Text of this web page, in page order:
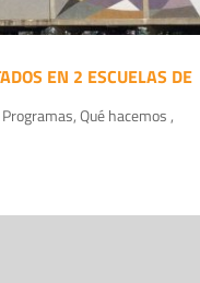
EN 2 ESCUELAS DE
Programas,Qué hacemos ,